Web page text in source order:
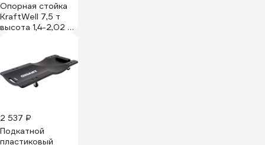
Опорная стойка
KraftWell 7,5 т
высота 1,4-2,02 м
2 537 ₽
Подкатной
пластиковый